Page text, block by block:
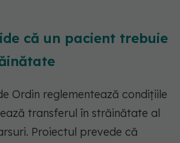
că un pacient trebuie
Ordin reglementează condițiile
transferul în străinătate al
Proiectul prevede că